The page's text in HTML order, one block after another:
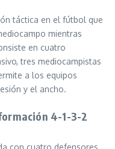
táctica en el fútbol que
mientras
en cuatro
tres mediocampistas
a los equipos
y el ancho.
4-1-3-2